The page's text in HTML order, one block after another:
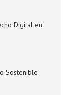
Digital en
Sostenible